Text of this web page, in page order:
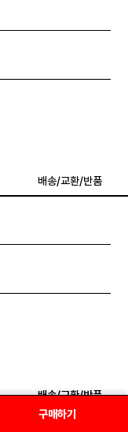
구매하기
배송/교환/반품
배송/교환/반품